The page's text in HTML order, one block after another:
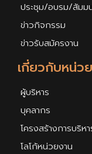
เกี่ยวกับหน่ว
ผู้บริหาร
บุคลากร
โครงสร้างการบริหา
โลโก้หน่วยงาน
ประชุม/อบรม/สัมม
ข่าวกิจกรรม
ข่าวรับสมัครงาน